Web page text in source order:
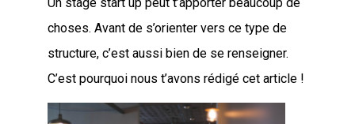
choses. Avant de s’orienter vers ce type de
structure, c’est aussi bien de se renseigner.
C’est pourquoi nous t’avons rédigé cet article !